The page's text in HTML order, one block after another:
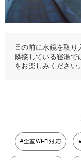
目の前に水鏡を取り
隣接している寝湯で
をお楽しみください。
#全室Wi-Fi対応